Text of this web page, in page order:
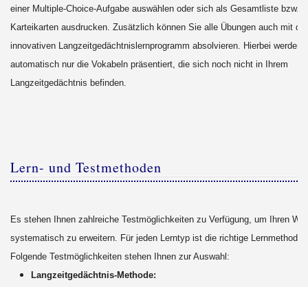
einer Multiple-Choice-Aufgabe auswählen oder sich als Gesamtliste bzw.
Karteikarten ausdrucken. Zusätzlich können Sie alle Übungen auch mit
innovativen Langzeitgedächtnislernprogramm absolvieren. Hierbei werden
automatisch nur die Vokabeln präsentiert, die sich noch nicht in Ihrem
Langzeitgedächtnis befinden.
Lern- und Testmethoden
Es stehen Ihnen zahlreiche Testmöglichkeiten zu Verfügung, um Ihren
systematisch zu erweitern. Für jeden Lerntyp ist die richtige Lernmethode
Folgende Testmöglichkeiten stehen Ihnen zur Auswahl:
Langzeitgedächtnis-Methode: